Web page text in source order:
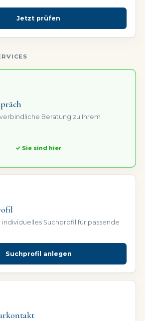
Jetzt prüfen
Beratung zu Ihrem
✓ Sie sind hier
individuelles Suchprofil für passende
Suchprofil anlegen